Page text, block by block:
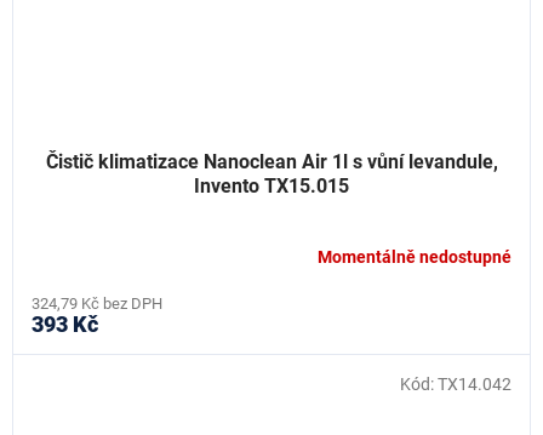
Čistič klimatizace Nanoclean Air 1l s vůní levandule,
Invento TX15.015
Momentálně nedostupné
324,79 Kč bez DPH
393 Kč
Kód:TX14.042